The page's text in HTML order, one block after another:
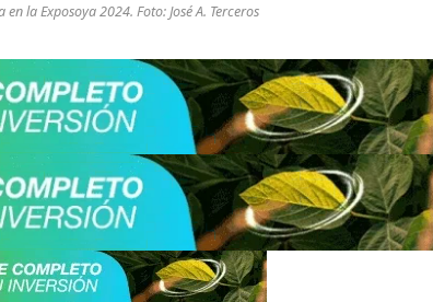
la Exposoya 2024. Foto: José A. Terceros